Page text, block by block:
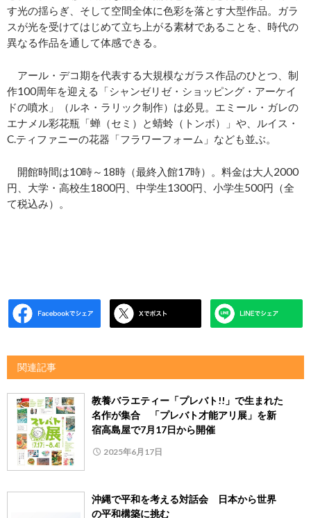
す光の揺らぎ、そして空間全体に色彩を落とす大型作品。ガラ
スが光を受けてはじめて立ち上がる素材であることを、時代の
異なる作品を通して体感できる。
アール・デコ期を代表する大規模なガラス作品のひとつ、制
作100周年を迎える「シャンゼリゼ・ショッピング・アーケイ
ドの噴水」（ルネ・ラリック制作）は必見。エミール・ガレの
エナメル彩花瓶「蝉（セミ）と蜻蛉（トンボ）」や、ルイス・
C.ティファニーの花器「フラワーフォーム」なども並ぶ。
開館時間は10時～18時（最終入館17時）。料金は大人2000
円、大学・高校生1800円、中学生1300円、小学生500円（全
て税込み）。
関連記事
教養バラエティー「プレバト!!」で生まれた
名作が集合 「プレバト才能アリ展」を新
宿高島屋で7月17日から開催
2025年6月17日
沖縄で平和を考える対話会 日本から世界
の平和構築に挑む